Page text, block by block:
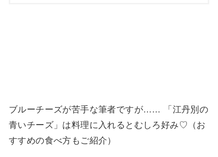
ブルーチーズが苦手な筆者ですが…… 「江丹別の
青いチーズ」は料理に入れるとむしろ好み♡（お
すすめの食べ方もご紹介）